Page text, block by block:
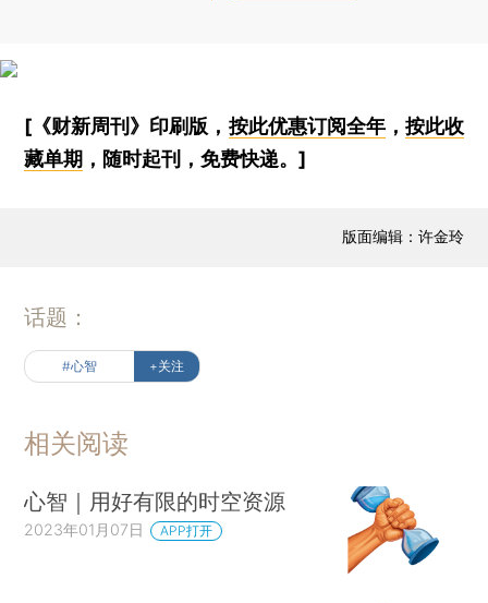
[《财新周刊》印刷版， 按此优惠订阅全年， 按此收
藏单期 ，随时起刊，免费快递。]
版面编辑：许金玲
话题：
#心智 +关注
相关阅读
心智｜用好有限的时空资源
2023年01月07日 APP打开